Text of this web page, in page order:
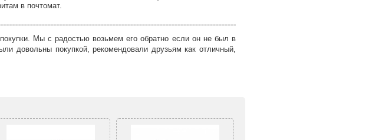
в почтомат.
Мы с радостью возьмем его обратно если он не был в
довольны покупкой, рекомендовали друзьям как отличный,